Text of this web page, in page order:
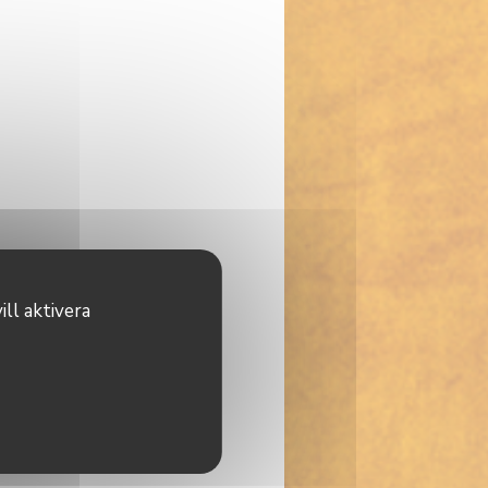
aktivera